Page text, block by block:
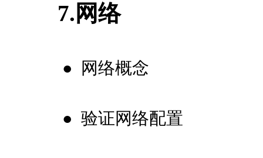
7.网络
● 网络概念
● 验证网络配置